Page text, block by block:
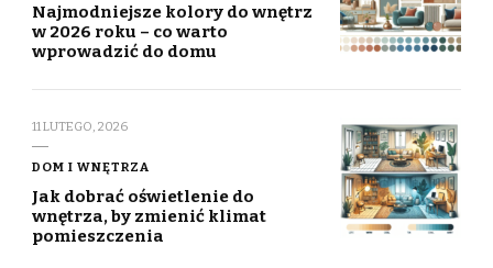
Najmodniejsze kolory do wnętrz
w 2026 roku – co warto
wprowadzić do domu
11 LUTEGO, 2026
DOM I WNĘTRZA
Jak dobrać oświetlenie do
wnętrza, by zmienić klimat
pomieszczenia